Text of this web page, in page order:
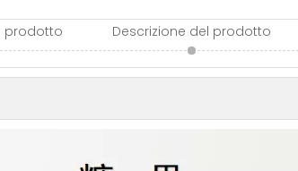
prodotto Descrizione del prodotto